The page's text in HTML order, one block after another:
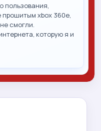
пользования,
xbox 360e,
смогли.
которую я и